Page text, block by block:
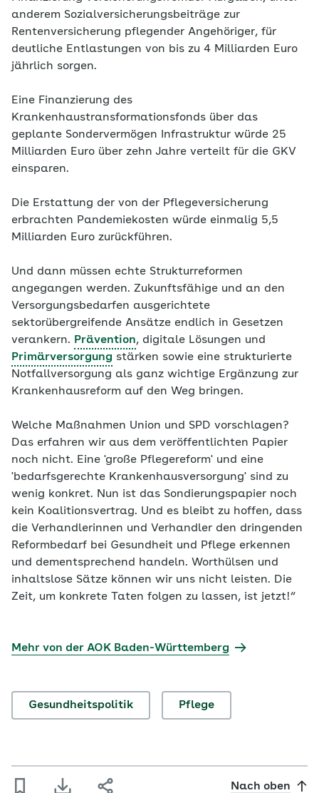
anderem Sozialversicherungsbeiträge zur
Rentenversicherung pflegender Angehöriger, für
deutliche Entlastungen von bis zu 4 Milliarden Euro
jährlich sorgen.
Eine Finanzierung des
Krankenhaustransformationsfonds über das
geplante Sondervermögen Infrastruktur würde 25
Milliarden Euro über zehn Jahre verteilt für die GKV
einsparen.
Die Erstattung der von der Pflegeversicherung
erbrachten Pandemiekosten würde einmalig 5,5
Milliarden Euro zurückführen.
Und dann müssen echte Strukturreformen
angegangen werden. Zukunftsfähige und an den
Versorgungsbedarfen ausgerichtete
sektorübergreifende Ansätze endlich in Gesetzen
verankern. Prävention, digitale Lösungen und
Primärversorgung stärken sowie eine strukturierte
Notfallversorgung als ganz wichtige Ergänzung zur
Krankenhausreform auf den Weg bringen.
Welche Maßnahmen Union und SPD vorschlagen?
Das erfahren wir aus dem veröffentlichten Papier
noch nicht. Eine 'große Pflegereform' und eine
'bedarfsgerechte Krankenhausversorgung' sind zu
wenig konkret. Nun ist das Sondierungspapier noch
kein Koalitionsvertrag. Und es bleibt zu hoffen, dass
die Verhandlerinnen und Verhandler den dringenden
Reformbedarf bei Gesundheit und Pflege erkennen
und dementsprechend handeln. Worthülsen und
inhaltslose Sätze können wir uns nicht leisten. Die
Zeit, um konkrete Taten folgen zu lassen, ist jetzt!“
Mehr von der AOK Baden-Württemberg
Gesundheitspolitik Pflege
Nach oben